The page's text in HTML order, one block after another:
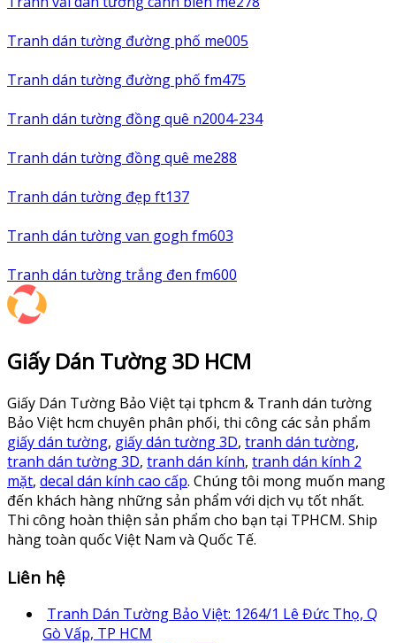
Tranh dán tường đường phố me005
Tranh dán tường đường phố fm475
Tranh dán tường đồng quê n2004-234
Tranh dán tường đồng quê me288
Tranh dán tường đẹp ft137
Tranh dán tường van gogh fm603
Tranh dán tường trắng đen fm600
Giấy Dán Tường 3D HCM
Giấy Dán Tường Bảo Việt tại tphcm & Tranh dán tường
Bảo Việt hcm chuyên phân phối, thi công các sản phẩm
giấy dán tường, giấy dán tường 3D, tranh dán tường,
tranh dán tường 3D, tranh dán kính, tranh dán kính 2
mặt, decal dán kính cao cấp. Chúng tôi mong muốn mang
đến khách hàng những sản phẩm với dịch vụ tốt nhất.
Thi công hoàn thiện sản phẩm cho bạn tại TPHCM. Ship
hàng toàn quốc Việt Nam và Quốc Tế.
Liên hệ
Tranh Dán Tường Bảo Việt: 1264/1 Lê Đức Thọ, Q
Gò Vấp, TP HCM